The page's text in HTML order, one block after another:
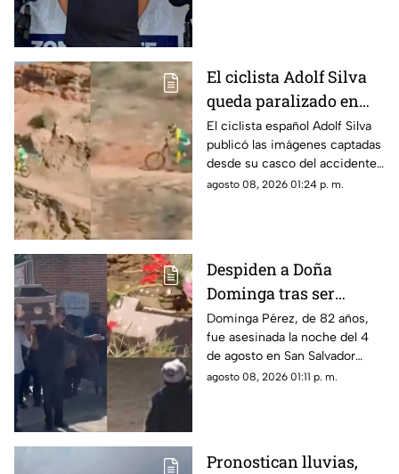
El ciclista Adolf Silva
queda paralizado en
vivo; liberan video del
brutal accidente
El ciclista español Adolf Silva
publicó las imágenes captadas
desde su casco del accidente
que sufrió durante el Red Bull
agosto 08, 2026 01:24 p. m.
Despiden a Doña
Dominga tras ser
asesinada por 90 pesos
en Amozoc
Dominga Pérez, de 82 años,
fue asesinada la noche del 4
de agosto en San Salvador
Chachapa, Amozoc, Puebla,
agosto 08, 2026 01:11 p. m.
Pronostican lluvias,